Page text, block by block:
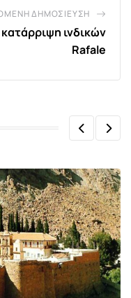
ΔΗΜΟΣΊΕΥΣΗ
ινδικών
Rafale